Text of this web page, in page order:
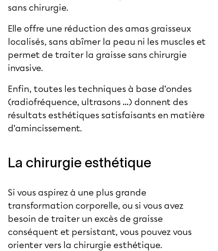
sans chirurgie.
Elle offre une réduction des amas graisseux
localisés, sans abîmer la peau ni les muscles et
permet de traiter la graisse sans chirurgie
invasive.
Enfin, toutes les techniques à base d’ondes
(radiofréquence, ultrasons …) donnent des
résultats esthétiques satisfaisants en matière
d’amincissement.
La chirurgie esthétique
Si vous aspirez à une plus grande
transformation corporelle, ou si vous avez
besoin de traiter un excès de graisse
conséquent et persistant, vous pouvez vous
orienter vers la chirurgie esthétique.